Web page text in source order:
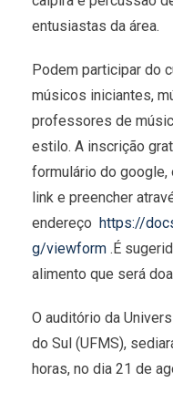
entusiastas da área.
Podem participar do
músicos iniciantes,
professores de
estilo. A inscrição
formulário do google,
link e preencher
endereço https://
g/viewform .É
alimento que será
O auditório da
do Sul (UFMS),
horas, no dia 21 de